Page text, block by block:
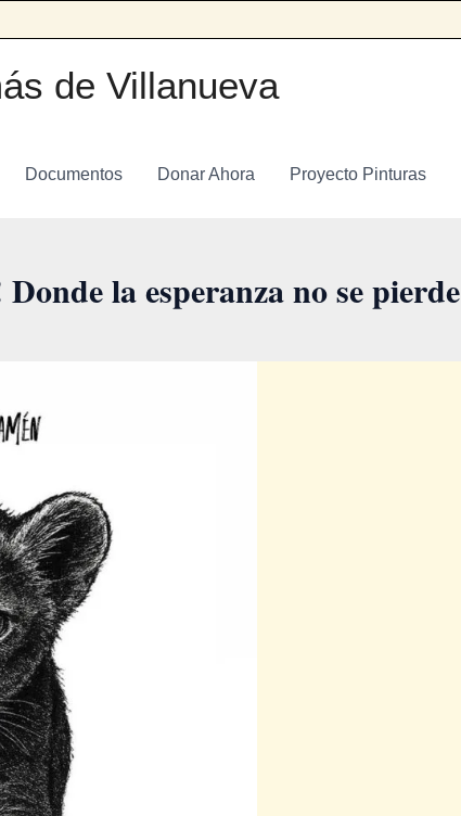
de Villanueva
Documentos Donar Ahora Proyecto Pinturas
la esperanza no se pierde